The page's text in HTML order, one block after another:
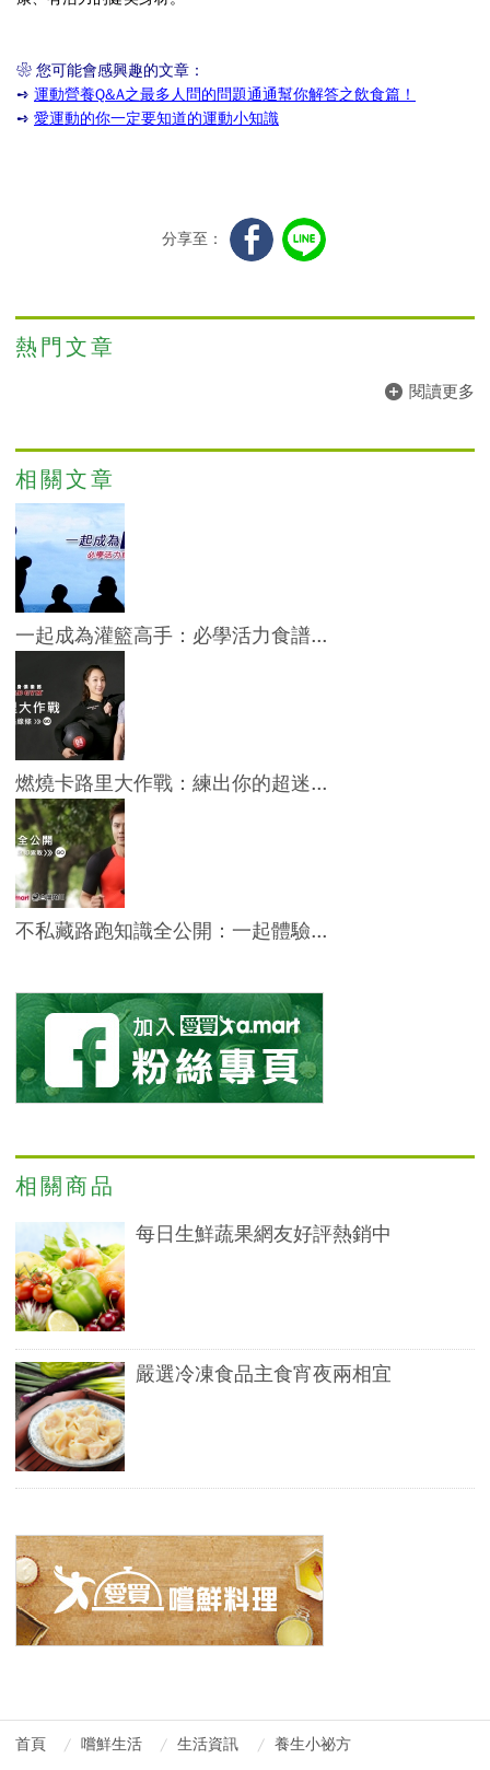
❀ 您可能會感興趣的文章：
➺ 運動營養Q&A之最多人問的問題通通幫你解答之飲食篇！
➺ 愛運動的你一定要知道的運動小知識
分享至：
熱門文章
閱讀更多
相關文章
一起成為灌籃高手：必學活力食譜...
燃燒卡路里大作戰：練出你的超迷...
不私藏路跑知識全公開：一起體驗...
相關商品
每日生鮮蔬果網友好評熱銷中
嚴選冷凍食品主食宵夜兩相宜
首頁 嚐鮮生活 生活資訊
養生小祕方